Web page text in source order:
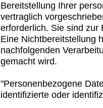
Bereitstellung Ihrer
vertraglich
erforderlich. Sie sind zur
Eine Nichtbereitstellung
nachfolgenden
gemacht wird.
"Personenbezogene
identifizierte oder